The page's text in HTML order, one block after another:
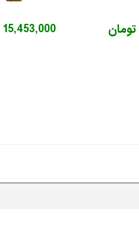
15,453,000 تومان